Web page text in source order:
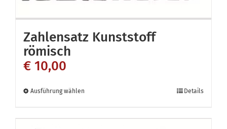
Produktseite
Zahlensatz Kunststoff
römisch
€ 10,00
Ausführung wählen
weist
Details